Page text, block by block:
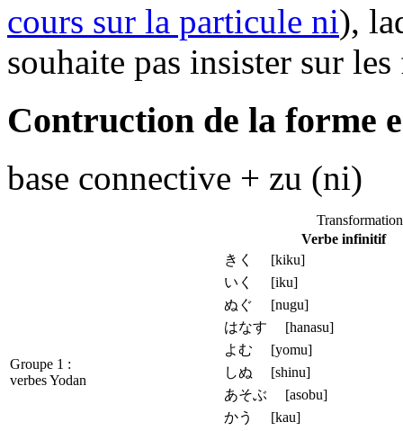
cours sur la particule ni),
souhaite pas insister sur
Contruction de la forme
base connective + zu (ni)
Verbe infinitif
Groupe 1 :
verbes Yodan
きく [kiku]
いく [iku]
ぬぐ [nugu]
はなす [hanasu]
よむ [yomu]
しぬ [shinu]
あそぶ [asobu]
かう [kau]